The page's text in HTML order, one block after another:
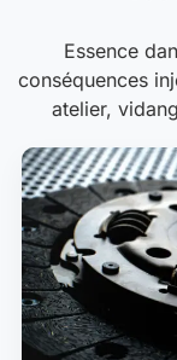
Essence
conséquences
atelier,